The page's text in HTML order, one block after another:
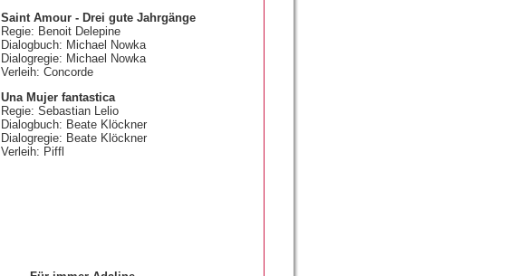
Saint Amour - Drei gute Jahrgänge
Regie: Benoit Delepine
Dialogbuch: Michael Nowka
Dialogregie: Michael Nowka
Verleih: Concorde
Una Mujer fantastica
Regie: Sebastian Lelio
Dialogbuch: Beate Klöckner
Dialogregie: Beate Klöckner
Verleih: Piffl